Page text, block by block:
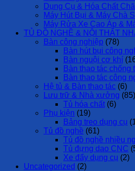
Dụng Cụ & Hóa Chất
Máy Hút Bụi & Máy Chà
Máy Rửa Xe Cao Áp &
TỦ ĐỒ NGHỀ & NỘI THẤT
Bàn công nghiệp (78)
Bàn hút bụi công
Bàn nguội cơ khí
Bàn thao tác chống
Bàn thao tác công
Hệ tủ & Bàn thao tác (6)
Lưu trữ & Nhà xưởng (85)
Tủ hóa chất (6)
Phụ kiện (19)
Bảng treo dụng cụ
Tủ đồ nghề (61)
Tủ đồ nghề nhiều
Tủ đựng dao CNC
Xe đẩy dụng cụ (2)
Uncategorized (2)